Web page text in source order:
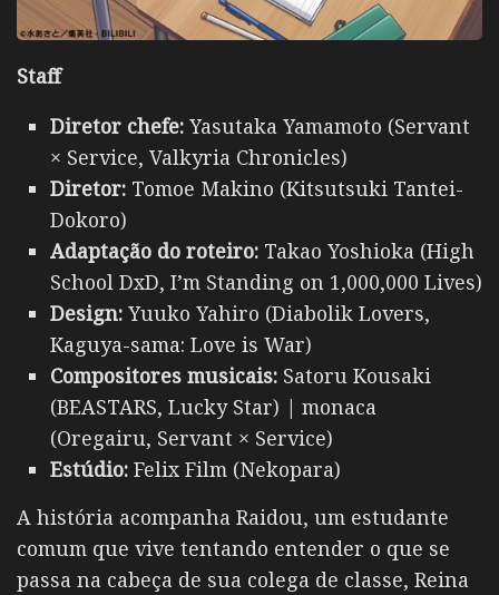
Staff
Diretor chefe: Yasutaka Yamamoto (Servant
× Service, Valkyria Chronicles)
Diretor: Tomoe Makino (Kitsutsuki Tantei-
Dokoro)
Adaptação do roteiro: Takao Yoshioka (High
School DxD, I’m Standing on 1,000,000 Lives)
Design: Yuuko Yahiro (Diabolik Lovers,
Kaguya-sama: Love is War)
Compositores musicais: Satoru Kousaki
(BEASTARS, Lucky Star) | monaca
(Oregairu, Servant × Service)
Estúdio: Felix Film (Nekopara)
A história acompanha Raidou, um estudante
comum que vive tentando entender o que se
passa na cabeça de sua colega de classe, Reina